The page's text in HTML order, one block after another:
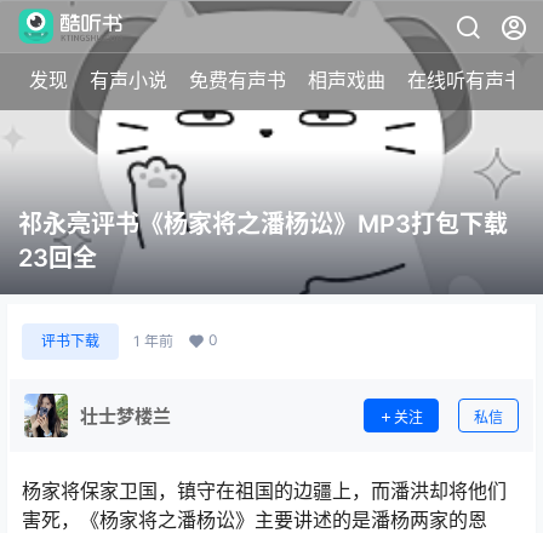
发现 有声小说 免费有声书 相声戏曲 在线听有声书
祁永亮评书《杨家将之潘杨讼》MP3打包下载
23回全
评书下载 1 年前 0
壮士梦楼兰 关注 私信
杨家将保家卫国，镇守在祖国的边疆上，而潘洪却将他们
害死，《杨家将之潘杨讼》主要讲述的是潘杨两家的恩